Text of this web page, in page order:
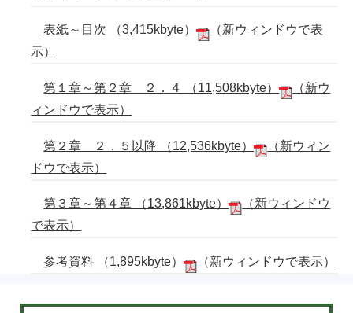
表紙～目次 （3,415kbyte）
（新ウィンドウで表
示）
第１章～第２章 ２．４ （11,508kbyte）
（新ウ
ィンドウで表示）
第２章 ２．５以降 （12,536kbyte）
（新ウィン
ドウで表示）
第３章～第４章 （13,861kbyte）
（新ウィンドウ
で表示）
参考資料 （1,895kbyte） （新ウィンドウで表示）